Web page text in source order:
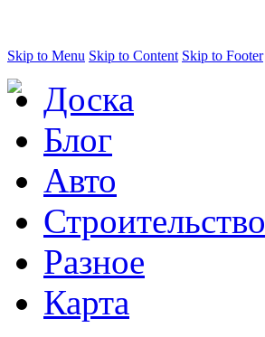
Skip to Menu Skip to Content Skip to Footer
Доска
Блог
Авто
Строительство
Разное
Карта